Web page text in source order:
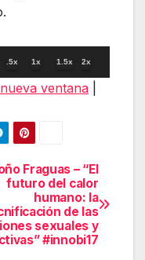
.5x 1x 1.5x 2x
ventana
Fraguas – “El
futuro del calor
humano: la
de las
sexuales y
#innobi17